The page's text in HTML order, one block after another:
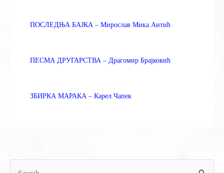
ПОСЛЕДЊА БАЈКА – Мирослав Мика Антић
ПЕСМА ДРУГАРСТВА – Драгомир Брајковић
ЗБИРКА МАРАКА – Карел Чапек